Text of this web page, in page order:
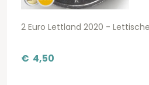
2 Euro Lettland 2020 -
€ 4,50